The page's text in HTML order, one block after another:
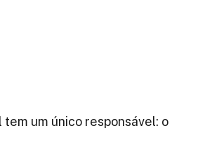
um único responsável: o